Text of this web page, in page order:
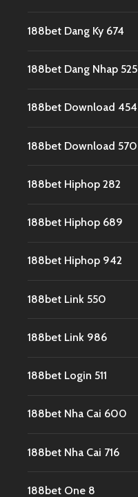
188bet Dang Ky 674
188bet Dang Nhap 525
188bet Download 454
188bet Download 570
188bet Hiphop 282
188bet Hiphop 689
188bet Hiphop 942
188bet Link 550
188bet Link 986
188bet Login 511
188bet Nha Cai 600
188bet Nha Cai 716
188bet One 8